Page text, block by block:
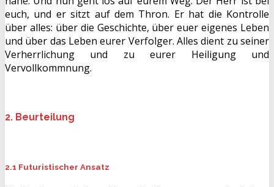
euch, und er sitzt auf dem Thron. Er hat die Kontrolle
über alles: über die Geschichte, über euer eigenes Leben
und über das Leben eurer Verfolger. Alles dient zu seiner
Verherrlichung und zu eurer Heiligung und
Vervollkommnung.
2. Beurteilung
2.1 Futuristischer Ansatz